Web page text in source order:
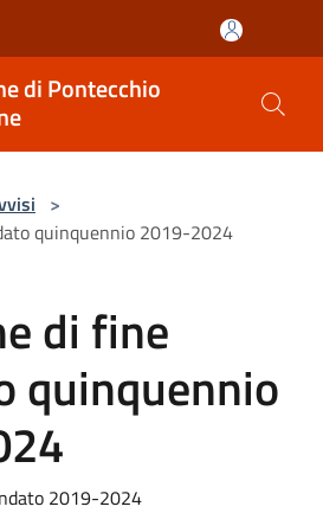
di Pontecchio
>
quinquennio 2019-2024
di fine
quinquennio
2019-2024